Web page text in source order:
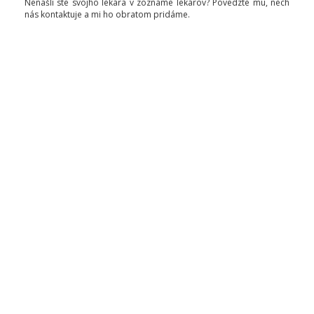
Nenašli ste svojho lekára v zozname lekárov? Povedzte mu, nech
nás kontaktuje a mi ho obratom pridáme.